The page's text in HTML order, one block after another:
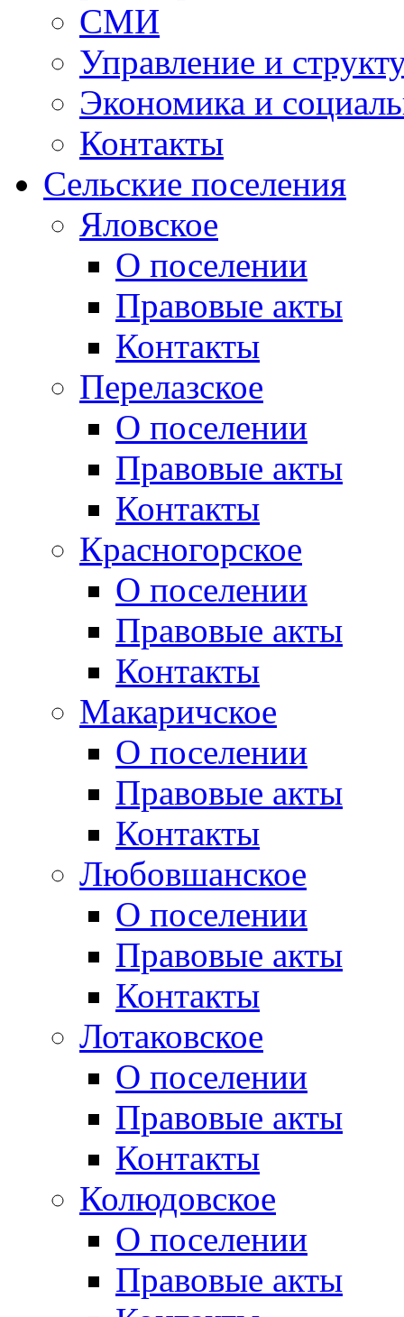
СМИ
Управление и
Экономика и
Контакты
Сельские поселения
Яловское
О поселении
Правовые акты
Контакты
Перелазское
О поселении
Правовые акты
Контакты
Красногорское
О поселении
Правовые акты
Контакты
Макаричское
О поселении
Правовые акты
Контакты
Любовшанское
О поселении
Правовые акты
Контакты
Лотаковское
О поселении
Правовые акты
Контакты
Колюдовское
О поселении
Правовые акты